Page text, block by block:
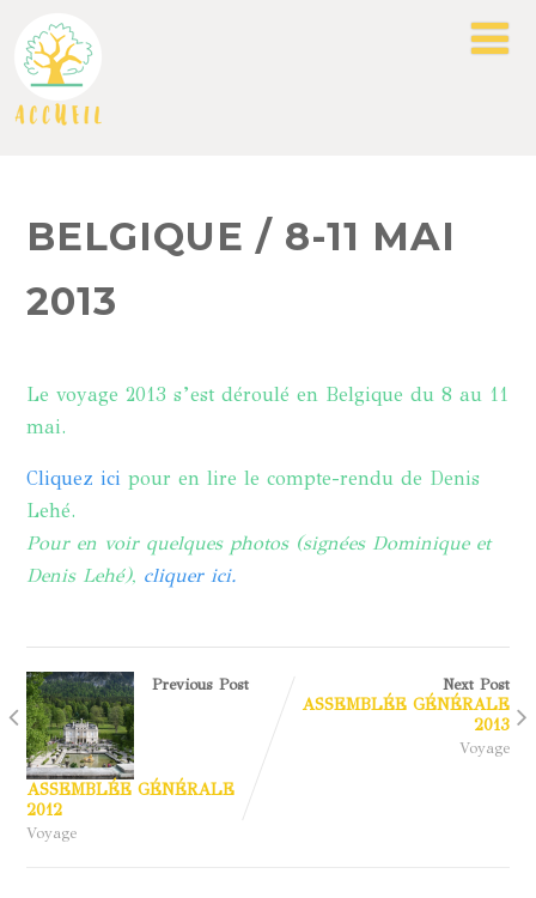
BELGIQUE / 8-11 MAI
2013
Le voyage 2013 s’est déroulé en Belgique du 8 au 11
mai.
Cliquez icipour en lire le compte-rendu de Denis
Lehé.
Pour en voir quelques photos (signées Dominique et
Denis Lehé), cliquer ici.
Previous Post
ASSEMBLÉE GÉNÉRALE
2012
Voyage
Next Post
ASSEMBLÉE GÉNÉRALE
2013
Voyage